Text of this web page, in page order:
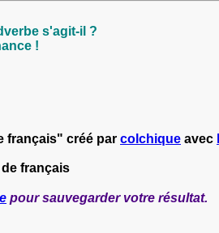
s'agit-il ?
!
français" créé par colchique avec
français
pour sauvegarder votre résultat.